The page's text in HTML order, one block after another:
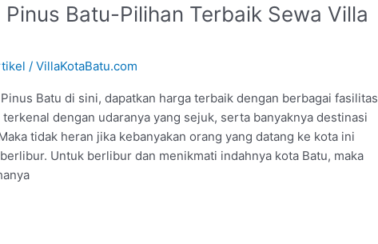
Pinus Batu-Pilihan Terbaik Sewa Villa
/VillaKotaBatu.com
Batu di sini, dapatkan harga terbaik dengan berbagai fasilitas
dengan udaranya yang sejuk, serta banyaknya destinasi
tidak heran jika kebanyakan orang yang datang ke kota ini
Untuk berlibur dan menikmati indahnya kota Batu, maka